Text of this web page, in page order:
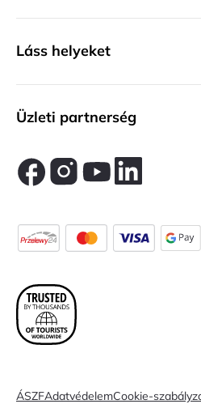
Láss helyeket
Üzleti partnerség
ÁSZFAdatvédelemCookie-